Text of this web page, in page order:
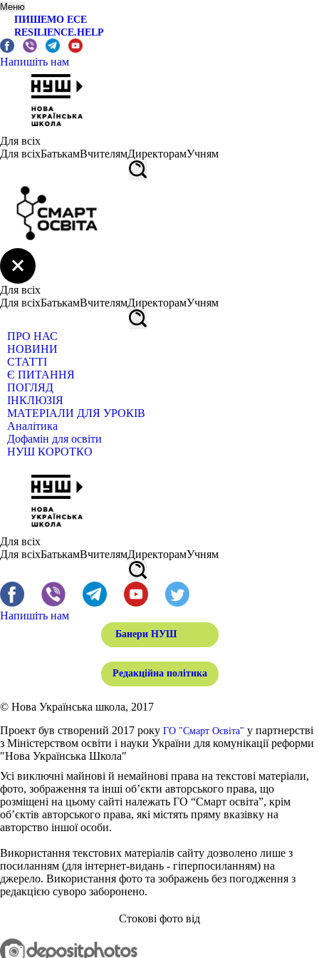
Меню
ПИШЕМО ЕСЕ
RESILIENCE.HELP
Напишіть нам
Для всіх
Для всіхБатькамВчителямДиректорамУчням
Для всіх
Для всіхБатькамВчителямДиректорамУчням
ПРО НАС
НОВИНИ
СТАТТІ
Є ПИТАННЯ
ПОГЛЯД
ІНКЛЮЗІЯ
МАТЕРІАЛИ ДЛЯ УРОКІВ
Аналітика
Дофамін для освіти
НУШ КОРОТКО
Для всіх
Для всіхБатькамВчителямДиректорамУчням
Напишіть нам
Банери НУШ
Редакційна політика
© Нова Українська школа, 2017
Проект був створений 2017 року ГО "Смарт Освіта" у партнерстві
з Міністерством освіти і науки України для комунікації реформи
"Нова Українська Школа"
Усі виключні майнові й немайнові права на текстові матеріали,
фото, зображення та інші об’єкти авторського права, що
розміщені на цьому сайті належать ГО “Смарт освіта”, крім
об’єктів авторського права, які містять пряму вказівку на
авторство іншої особи.
Використання текстових матеріалів сайту дозволено лише з
посиланням (для інтернет-видань - гіперпосиланням) на
джерело. Використання фото та зображень без погодження з
редакцією суворо заборонено.
Стокові фото від